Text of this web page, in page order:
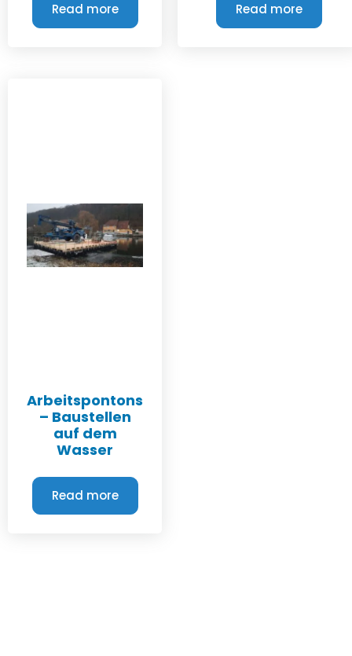
Read more Read more
Arbeitspontons
– Baustellen
auf dem
Wasser
Read more